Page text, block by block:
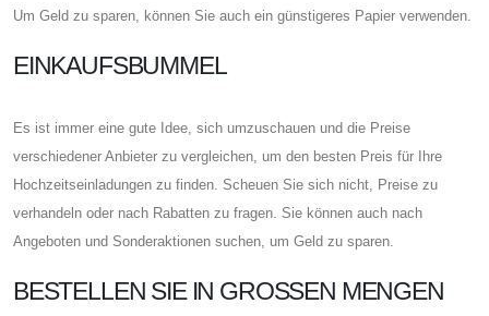
Um Geld zu sparen, können Sie auch ein günstigeres Papier verwenden.
EINKAUFSBUMMEL
Es ist immer eine gute Idee, sich umzuschauen und die Preise
verschiedener Anbieter zu vergleichen, um den besten Preis für Ihre
Hochzeitseinladungen zu finden. Scheuen Sie sich nicht, Preise zu
verhandeln oder nach Rabatten zu fragen. Sie können auch nach
Angeboten und Sonderaktionen suchen, um Geld zu sparen.
BESTELLEN SIE IN GROSSEN MENGEN